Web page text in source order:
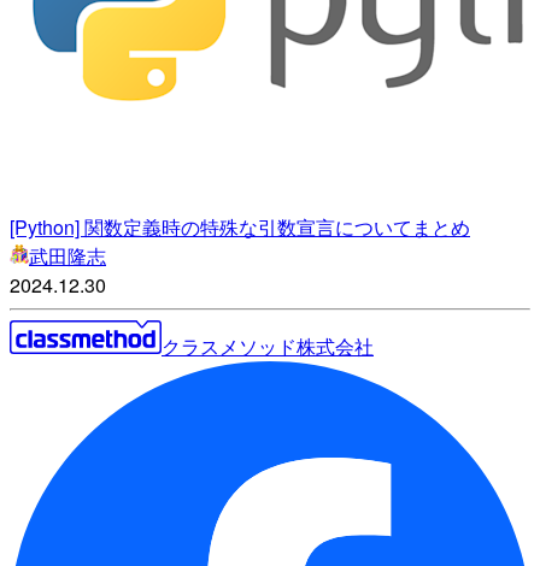
[Python] 関数定義時の特殊な引数宣言についてまとめ
武田隆志
2024.12.30
クラスメソッド株式会社